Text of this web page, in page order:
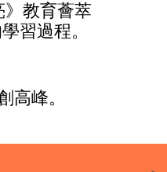
》教育薈萃
習過程。
高峰。